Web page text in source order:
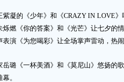
的《少年》和《CRAZY IN LOVE》
烁燃《你的答案》和《光芒》让七夕的
演《为您喝彩》让全场掌声雷动，热闹
《一杯美酒》和《莫尼山》悠扬的歌
。